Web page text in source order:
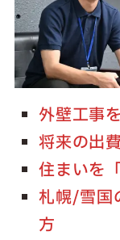
外壁工事
将来の出
住まいを
札幌/雪国
方